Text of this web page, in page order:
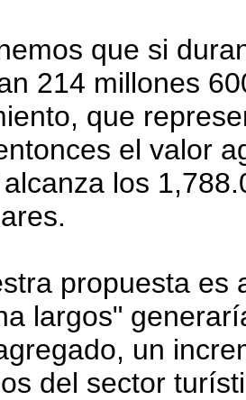
que si
214 millones
que
el valor
los
propuesta es
largos"
un
del sector